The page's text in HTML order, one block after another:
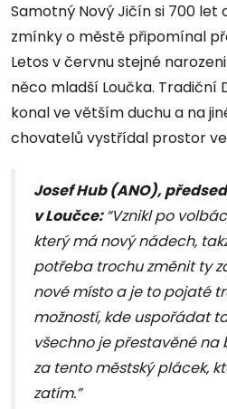
Samotný Nový Jičín si 700
zmínky o městě připomínal
Letos v červnu stejné
něco mladší Loučka. Tradiční
konal ve větším duchu a na
chovatelů vystřídal prostor
Josef Hub (ANO),
v Loučce:“Vznikl po
který má nový nádech,
potřeba trochu změnit ty
nové místo a je to pojaté
možností, kde uspořádat
všechno je přestavěné na
za tento městský plácek,
zatím.”